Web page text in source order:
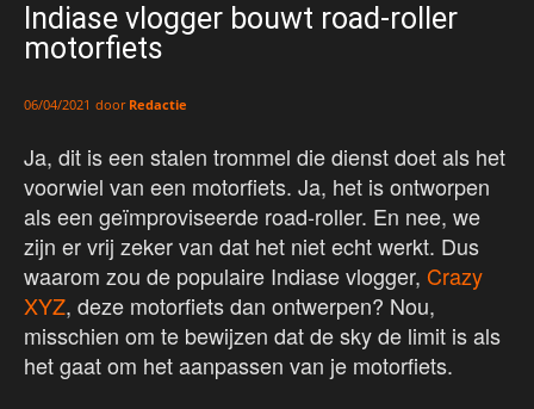
Indiase vlogger bouwt road-roller
motorfiets
06/04/2021 door Redactie
Ja, dit is een stalen trommel die dienst doet als het
voorwiel van een motorfiets. Ja, het is ontworpen
als een geïmproviseerde road-roller. En nee, we
zijn er vrij zeker van dat het niet echt werkt. Dus
waarom zou de populaire Indiase vlogger, Crazy
XYZ, deze motorfiets dan ontwerpen? Nou,
misschien om te bewijzen dat de sky de limit is als
het gaat om het aanpassen van je motorfiets.